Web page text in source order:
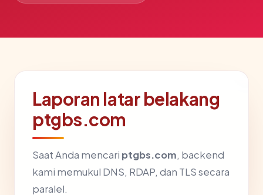
Laporan latar belakang
ptgbs.com
Saat Anda mencari ptgbs.com, backend
kami memukul DNS, RDAP, dan TLS secara
paralel.